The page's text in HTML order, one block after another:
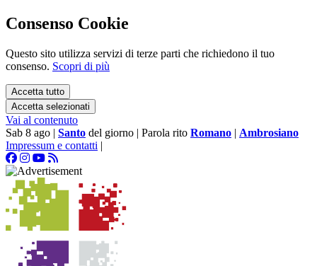
Consenso Cookie
Questo sito utilizza servizi di terze parti che richiedono il tuo
consenso. Scopri di più
Accetta tutto
Accetta selezionati
Vai al contenuto
Sab 8 ago | Santo del giorno | Parola rito Romano | Ambrosiano
Impressum e contatti |